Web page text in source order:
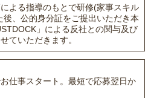
よる指導のもとで研修(家事スキル
、公的身分証をご提出いただき本
」による反社との関与及び
ていただきます。
仕事スタート。最短で応募翌日か